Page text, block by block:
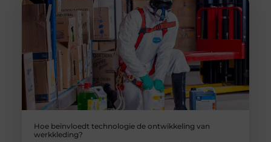
Hoe beïnvloedt technologie de ontwikkeling van
werkkleding?